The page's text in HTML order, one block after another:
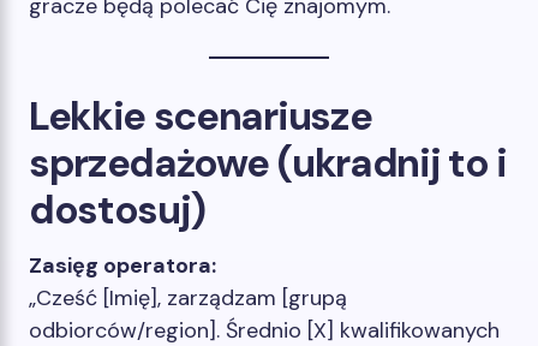
Lekkie scenariusze
sprzedażowe (ukradnij to i
dostosuj)
Zasięg operatora:
„Cześć [Imię], zarządzam [grupą
odbiorców/region]. Średnio [X] kwalifikowanych